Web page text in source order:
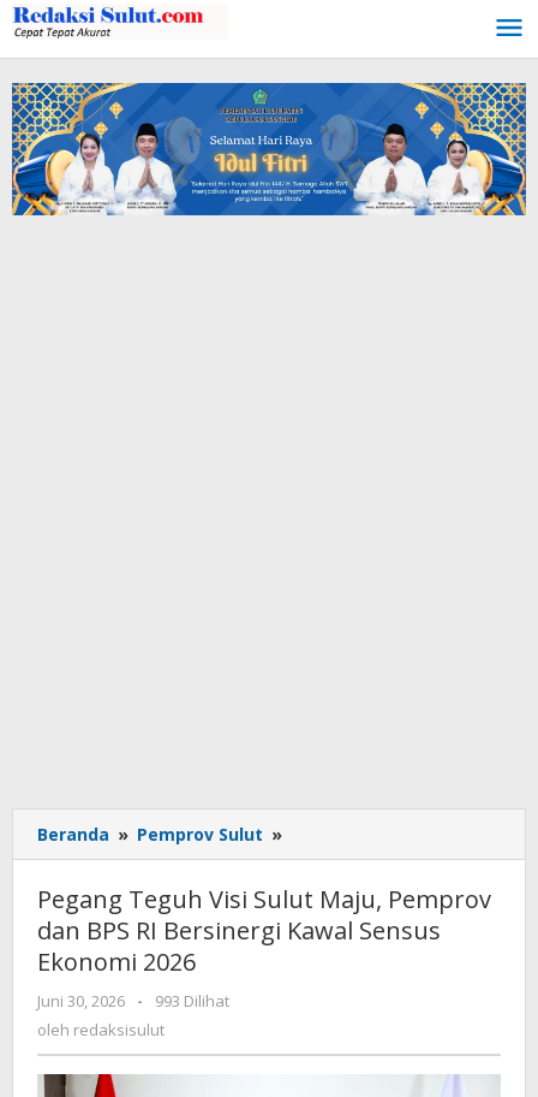
Lewati
ke
konten
Beranda » Pemprov Sulut »
Teguh
Visi
Sulut
Maju,
Bersinergi
Pegang Teguh Visi Sulut Maju, Pemprov
dan BPS RI Bersinergi Kawal Sensus
Ekonomi 2026
Juni 30, 2026
oleh
redaksisulut
-
993 Dilihat
oleh redaksisulut